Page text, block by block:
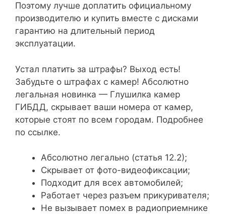
Поэтому лучше доплатить официальному
производителю и купить вместе с дисками
гарантию на длительный период
эксплуатации.
Устал платить за штрафы? Выход есть!
Забудьте о штрафах с камер! Абсолютно
легальная новинка — Глушилка камер
ГИБДД, скрывает ваши номера от камер,
которые стоят по всем городам. Подробнее
по ссылке.
Абсолютно легально (статья 12.2);
Скрывает от фото-видеофиксации;
Подходит для всех автомобилей;
Работает через разъем прикуривателя;
Не вызывает помех в радиоприемнике